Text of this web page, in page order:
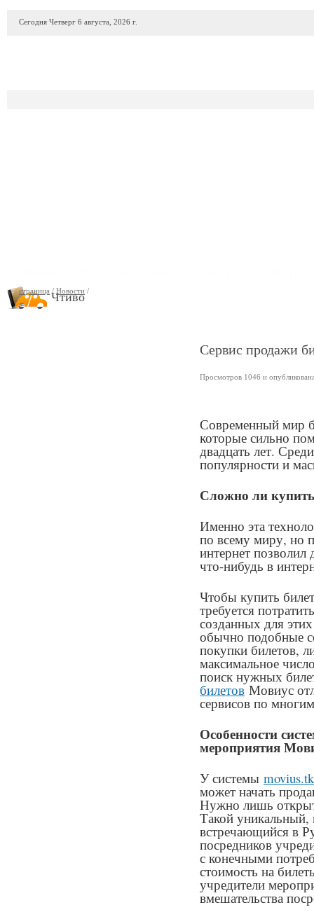
Сегодня Четверг 6 августа, 2026 г.
страница / Новости /
Чтиво
Сервис продажи
Просмотров 1046 и
Современный мир
которые сильно
двадцать лет.
популярности и
Сложно ли
Именно эта
по всему миру, но
интернет позволил
что-нибудь в
Чтобы купить
требуется
созданных для
обычно подобные
покупки билетов,
максимальное
поиск нужных
билетовМовиус
сервисов по
Особенности
мероприятия
У системы movius.tk
может начать
Нужно лишь
Такой уникальный,
встречающийся в
посредников
с конечными
стоимость на
учредители
вмешательства